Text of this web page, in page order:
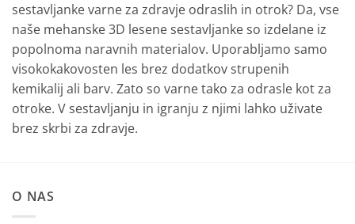
sestavljanke varne za zdravje odraslih in otrok? Da, vse
naše mehanske 3D lesene sestavljanke so izdelane iz
popolnoma naravnih materialov. Uporabljamo samo
visokokakovosten les brez dodatkov strupenih
kemikalij ali barv. Zato so varne tako za odrasle kot za
otroke. V sestavljanju in igranju z njimi lahko uživate
brez skrbi za zdravje.
O NAS